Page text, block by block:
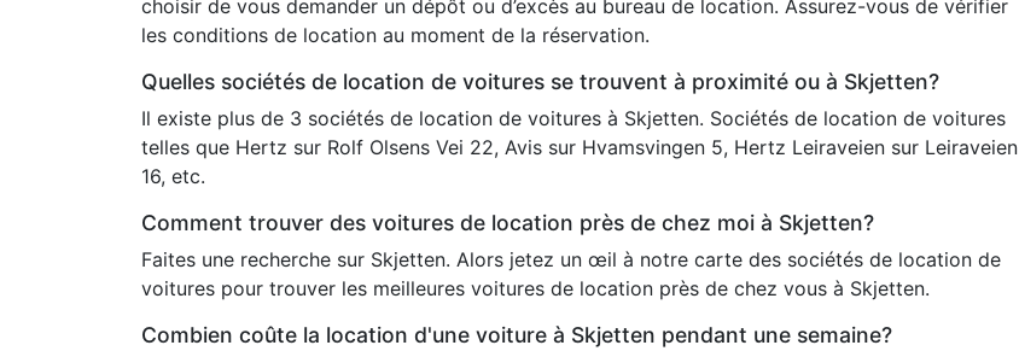
choisir de vous demander un dépôt ou d’excès au bureau de location. Assurez-vous de vérifier
les conditions de location au moment de la réservation.
Quelles sociétés de location de voitures se trouvent à proximité ou à Skjetten?
Il existe plus de 3 sociétés de location de voitures à Skjetten. Sociétés de location de voitures
telles que Hertz sur Rolf Olsens Vei 22, Avis sur Hvamsvingen 5, Hertz Leiraveien sur Leiraveien
16, etc.
Comment trouver des voitures de location près de chez moi à Skjetten?
Faites une recherche sur Skjetten. Alors jetez un œil à notre carte des sociétés de location de
voitures pour trouver les meilleures voitures de location près de chez vous à Skjetten.
Combien coûte la location d'une voiture à Skjetten pendant une semaine?